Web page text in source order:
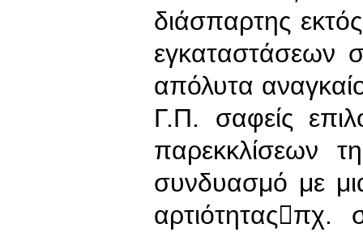
διάσπαρτης
εγκαταστάσεων
απόλυτα
Γ.Π. σαφείς
παρεκκλίσεων
συνδυασμό με